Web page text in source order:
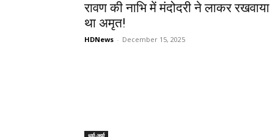
रावण की नाभि में मंदोदरी ने लाकर रखवाया
था अमृत!
HDNews - December 15, 2025